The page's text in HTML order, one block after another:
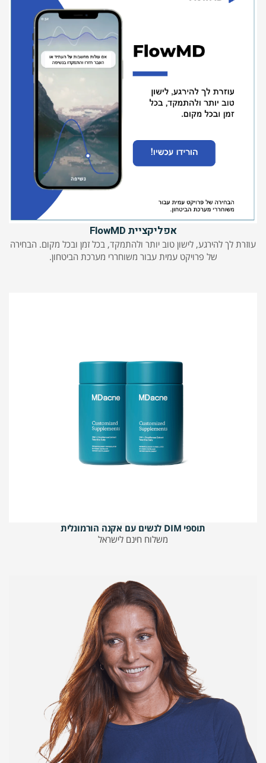
אפליקציית FlowMD
עוזרת לך להירגע, לישון טוב יותר ולהתמקד, בכל זמן ובכל מקום. הבחירה
של פרויקט עמית עבור משוחררי מערכת הביטחון.
תוספי DIM לנשים עם אקנה הורמונלית
משלוח חינם לישראל